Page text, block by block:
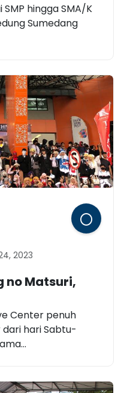
hingga SMA/K
Sumedang
2023
no Matsuri,
Center penuh
hari Sabtu-